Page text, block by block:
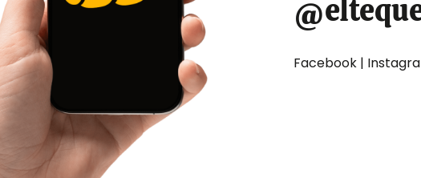
Facebook |